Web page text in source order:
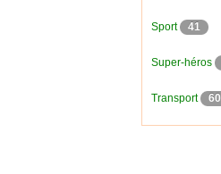
Sport 41
Super-héros
Transport 60